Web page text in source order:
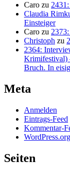
Caro zu
Claudia
Einsteiger
Caro zu
Christoph zu
2364:
Krimifestival)
Bruch. In
Meta
Anmelden
Eintrags-Feed
Kommentar-
WordPress.org
Seiten